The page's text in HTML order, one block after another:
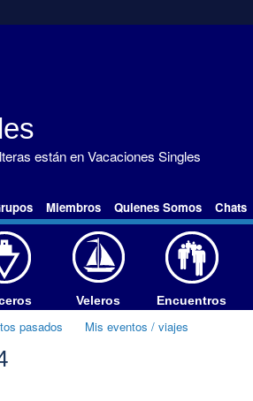
están en Vacaciones Singles
Miembros Quienes Somos Chats
Veleros Encuentros
pasados Mis eventos / viajes